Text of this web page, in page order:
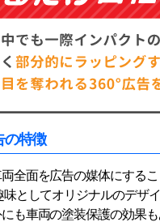
の特徴
全面を広告の媒体にする
としてオリジナルのデザ
も車両の塗装保護の効果